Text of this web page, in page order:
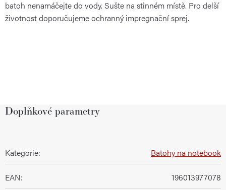
batoh nenamáčejte do vody. Sušte na stinném místě. Pro delší
životnost doporučujeme ochranný impregnační sprej.
Doplňkové parametry
Kategorie: Batohy na notebook
EAN: 196013977078